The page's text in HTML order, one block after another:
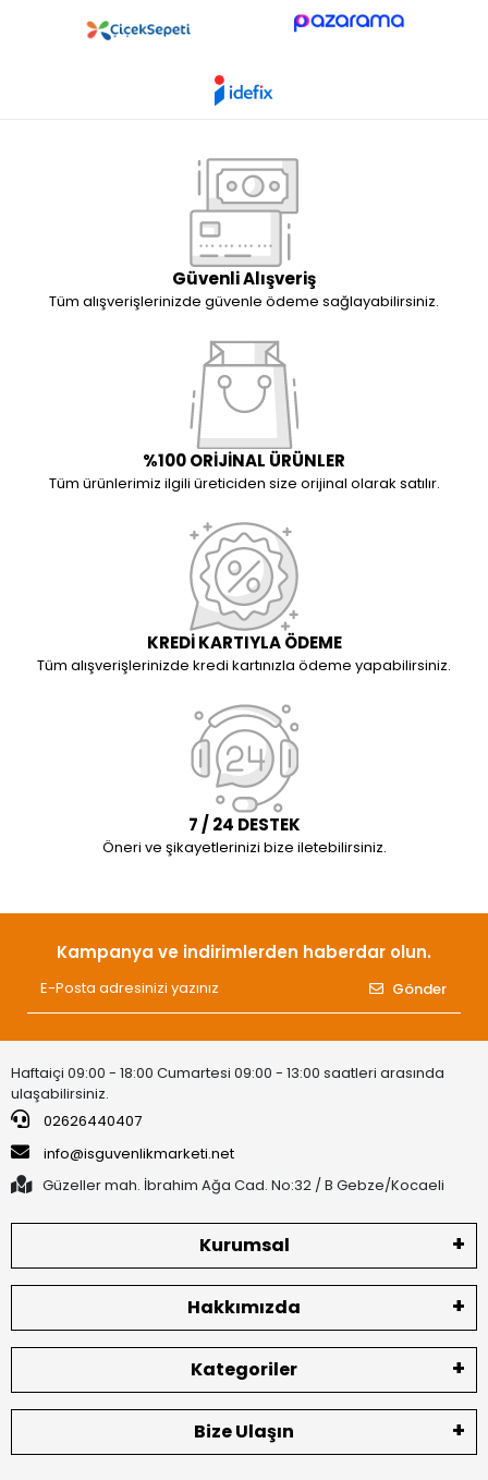
Güvenli Alışveriş
Tüm alışverişlerinizde güvenle ödeme sağlayabilirsiniz.
%100 ORİJİNAL ÜRÜNLER
Tüm ürünlerimiz ilgili üreticiden size orijinal olarak satılır.
KREDİ KARTIYLA ÖDEME
Tüm alışverişlerinizde kredi kartınızla ödeme yapabilirsiniz.
7 / 24 DESTEK
Öneri ve şikayetlerinizi bize iletebilirsiniz.
Kampanya ve indirimlerden haberdar olun.
Gönder
Haftaiçi 09:00 - 18:00 Cumartesi 09:00 - 13:00 saatleri arasında
ulaşabilirsiniz.
02626440407
info@isguvenlikmarketi.net
Güzeller mah. İbrahim Ağa Cad. No:32 / B Gebze/Kocaeli
Kurumsal
Hakkımızda
Kategoriler
Bize Ulaşın